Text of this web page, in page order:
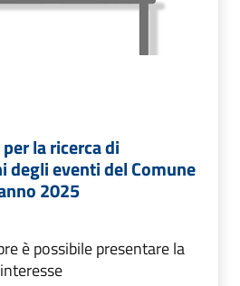
la ricerca di
degli eventi del Comune
2025
è possibile presentare la